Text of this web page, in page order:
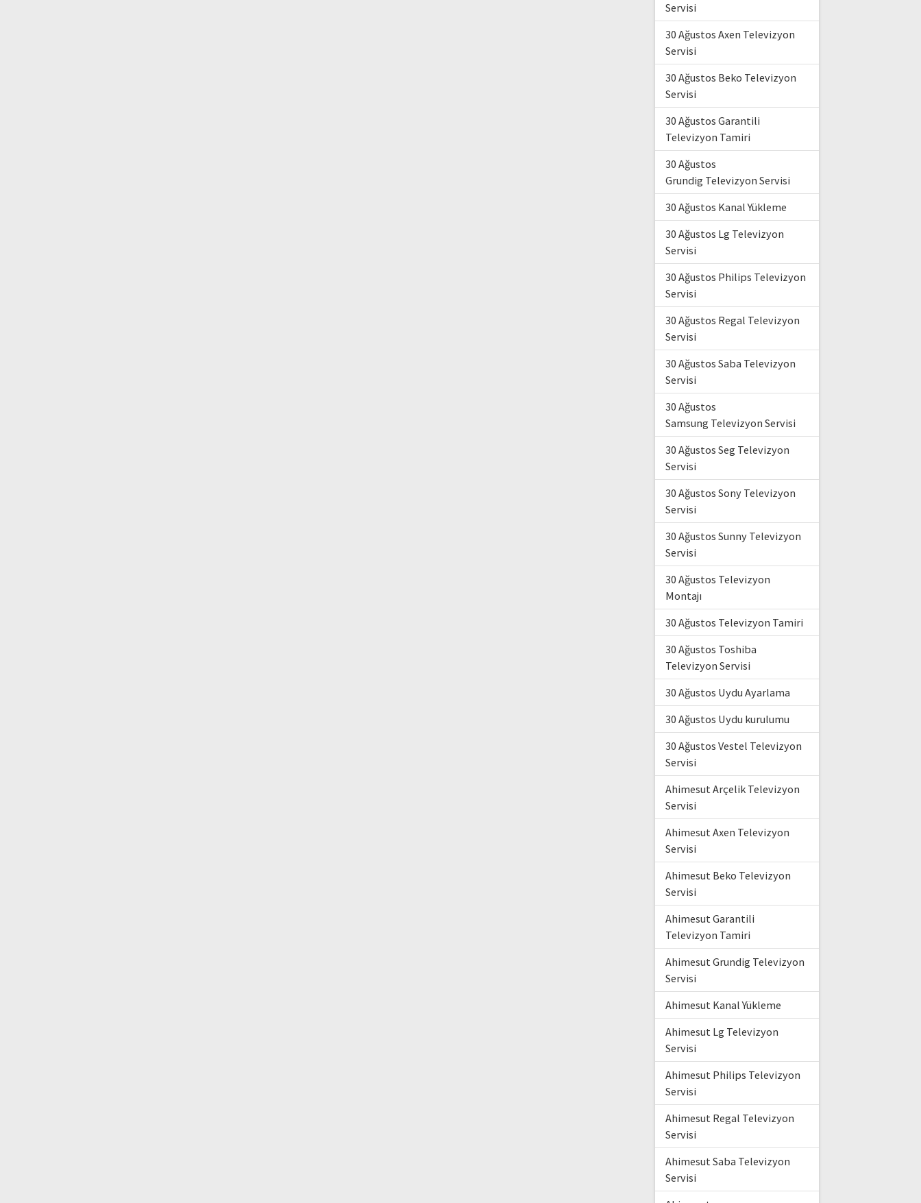
Servisi
30 Ağustos Axen Televizyon
Servisi
30 Ağustos Beko Televizyon
Servisi
30 Ağustos Garantili
Televizyon Tamiri
30 Ağustos
Grundig Televizyon Servisi
30 Ağustos Kanal Yükleme
30 Ağustos Lg Televizyon
Servisi
30 Ağustos Philips Televizyon
Servisi
30 Ağustos Regal Televizyon
Servisi
30 Ağustos Saba Televizyon
Servisi
30 Ağustos
Samsung Televizyon Servisi
30 Ağustos Seg Televizyon
Servisi
30 Ağustos Sony Televizyon
Servisi
30 Ağustos Sunny Televizyon
Servisi
30 Ağustos Televizyon
Montajı
30 Ağustos Televizyon Tamiri
30 Ağustos Toshiba
Televizyon Servisi
30 Ağustos Uydu Ayarlama
30 Ağustos Uydu kurulumu
30 Ağustos Vestel Televizyon
Servisi
Ahimesut Arçelik Televizyon
Servisi
Ahimesut Axen Televizyon
Servisi
Ahimesut Beko Televizyon
Servisi
Ahimesut Garantili
Televizyon Tamiri
Ahimesut Grundig Televizyon
Servisi
Ahimesut Kanal Yükleme
Ahimesut Lg Televizyon
Servisi
Ahimesut Philips Televizyon
Servisi
Ahimesut Regal Televizyon
Servisi
Ahimesut Saba Televizyon
Servisi